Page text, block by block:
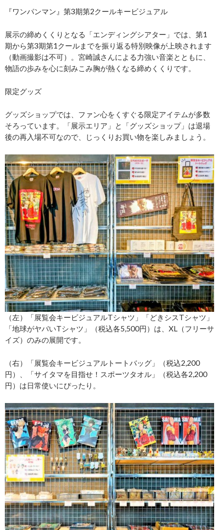
『ワンパンマン』第3期第2クールキービジュアル
展示の締めくくりとなる「エンディングシアター」では、第1
期から第3期第1クールまでを振り返る特別映像が上映されます
（動画撮影は不可）。宮崎誠さんによる力強い音楽とともに、
物語の歩みを心に刻みこみ胸が熱くなる締めくくりです。
限定グッズ
グッズショップでは、ファン心をくすぐる限定アイテムが多数
そろっています。「展示エリア」と「グッズショップ」は退場
後の再入場不可なので、じっくりお買い物を楽しみましょう。
（左）「展覧会キービジュアルTシャツ」「どきシスTシャツ」
「地球がヤバいTシャツ」（税込各5,500円）は、XL（フリーサ
イズ）のみの展開です。
（右）「展覧会キービジュアルトートバッグ」（税込2,200
円）、「サイタマを目指せ！スポーツタオル」（税込各2,200
円）は日常使いにぴったり。